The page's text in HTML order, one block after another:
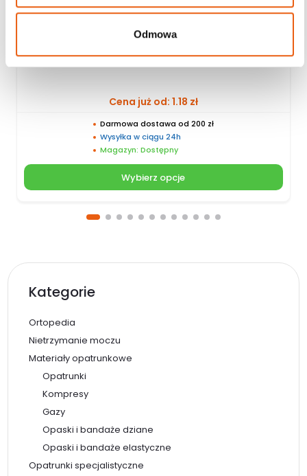
Odmowa
Cena już od: 1.18 zł
Darmowa dostawa od 200 zł
Wysyłka w ciągu 24h
Magazyn: Dostępny
Wybierz opcje
Kategorie
Ortopedia
Nietrzymanie moczu
Materiały opatrunkowe
Opatrunki
Kompresy
Gazy
Opaski i bandaże dziane
Opaski i bandaże elastyczne
Opatrunki specjalistyczne